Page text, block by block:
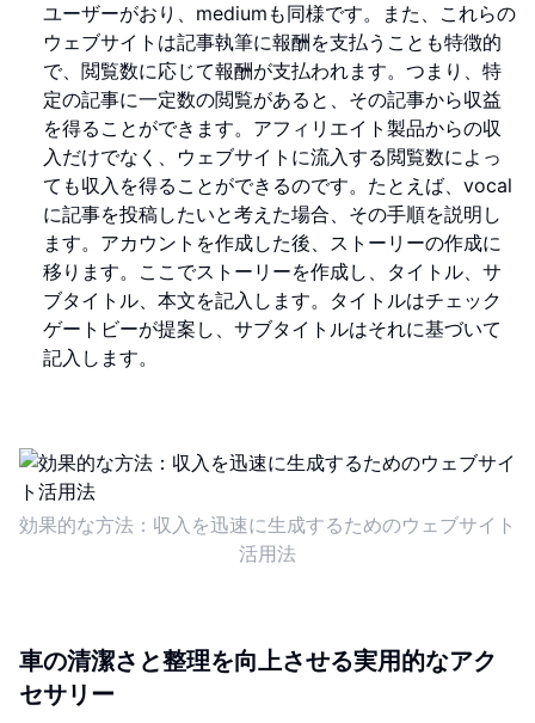
ユーザーがおり、mediumも同様です。また、これらの
ウェブサイトは記事執筆に報酬を支払うことも特徴的
で、閲覧数に応じて報酬が支払われます。つまり、特
定の記事に一定数の閲覧があると、その記事から収益
を得ることができます。アフィリエイト製品からの収
入だけでなく、ウェブサイトに流入する閲覧数によっ
ても収入を得ることができるのです。たとえば、vocal
に記事を投稿したいと考えた場合、その手順を説明し
ます。アカウントを作成した後、ストーリーの作成に
移ります。ここでストーリーを作成し、タイトル、サ
ブタイトル、本文を記入します。タイトルはチェック
ゲートビーが提案し、サブタイトルはそれに基づいて
記入します。
効果的な方法：収入を迅速に生成するためのウェブサイト
活用法
車の清潔さと整理を向上させる実用的なアク
セサリー